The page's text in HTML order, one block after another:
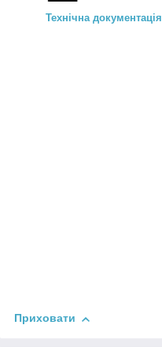
Технічна документація
Приховати